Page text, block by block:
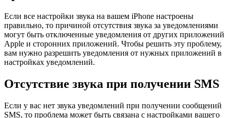
Если все настройки звука на вашем iPhone настроены
правильно, то причиной отсутствия звука за уведомлениями
могут быть отключенные уведомления от других приложений
Apple и сторонних приложений. Чтобы решить эту проблему,
вам нужно разрешить уведомления от нужных приложений в
настройках уведомлений.
Отсутствие звука при получении SMS
Если у вас нет звука уведомлений при получении сообщений
SMS, то проблема может быть связана с настройками вашего